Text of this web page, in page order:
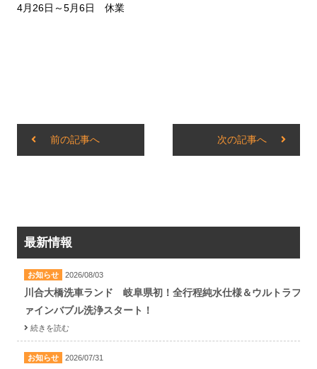
4月26日～5月6日 休業
前の記事へ 次の記事へ
最新情報
お知らせ 2026/08/03
川合大橋洗車ランド 岐阜県初！全行程純水仕様＆ウルトラフ
ァインバブル洗浄スタート！
続きを読む
お知らせ 2026/07/31